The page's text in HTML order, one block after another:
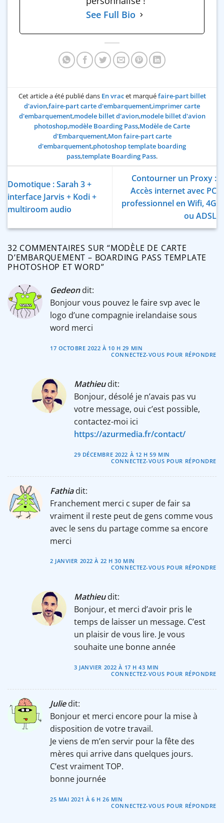
See Full Bio
Cet article a été publié dans En vracet marquéfaire-part billet
d'avion,faire-part carte d'embarquement,imprimer carte
d'embarquement,modele billet d'avion,modele billet d'avion
photoshop,modèle Boarding Pass,Modèle de Carte
d'Embarquement,Mon faire-part carte
d'embarquement,photoshop template boarding
pass,template Boarding Pass.
Domotique : Sarah 3 +
interface Jarvis + Kodi +
multiroom audio
Contourner un Proxy :
Accès internet avec PC
professionnel en Wifi, 4G
ou ADSL
32 COMMENTAIRES SUR “MODÈLE DE CARTE
D’EMBARQUEMENT – BOARDING PASS TEMPLATE
PHOTOSHOP ET WORD”
Gedeon dit:
Bonjour vous pouvez le faire svp avec le
logo d’une compagnie irelandaise sous
word merci
17 OCTOBRE 2022 À 10 H 29 MIN
CONNECTEZ-VOUS POUR RÉPONDRE
Mathieu dit:
Bonjour, désolé je n’avais pas vu
votre message, oui c’est possible,
contactez-moi ici
https://azurmedia.fr/contact/
29 DÉCEMBRE 2022 À 12 H 59 MIN
CONNECTEZ-VOUS POUR RÉPONDRE
Fathia dit:
Franchement merci c super de fair sa
vraiment il reste peut de gens comme vous
avec le sens du partage comme sa encore
merci
2 JANVIER 2022 À 22 H 30 MIN
CONNECTEZ-VOUS POUR RÉPONDRE
Mathieu dit:
Bonjour, et merci d’avoir pris le
temps de laisser un message. C’est
un plaisir de vous lire. Je vous
souhaite une bonne année
3 JANVIER 2022 À 17 H 43 MIN
CONNECTEZ-VOUS POUR RÉPONDRE
Julie dit:
Bonjour et merci encore pour la mise à
disposition de votre travail.
Je viens de m’en servir pour la fête des
mères qui arrive dans quelques jours.
C’est vraiment TOP.
bonne journée
25 MAI 2021 À 6 H 26 MIN
CONNECTEZ-VOUS POUR RÉPONDRE